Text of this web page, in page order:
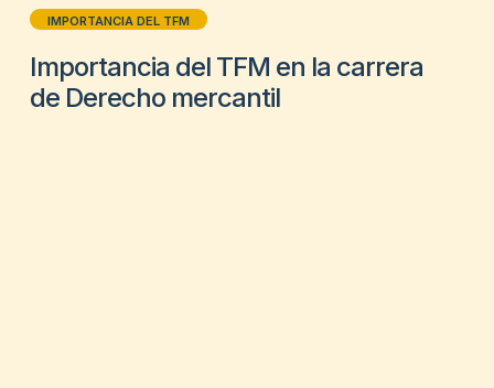
IMPORTANCIA DEL TFM
Importancia del TFM en la carrera
de Derecho mercantil